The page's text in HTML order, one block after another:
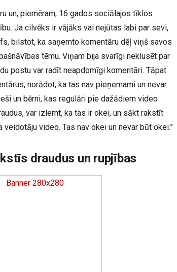
un, piemēram, 16 gados sociālajos tīklos
Ja cilvēks ir vājāks vai nejūtas labi par sevi,
bilstot, ka saņemto komentāru dēļ viņš savos
tēmu. Viņam bija svarīgi neklusēt par
postu var radīt neapdomīgi komentāri. Tāpat
norādot, ka tas nav pieņemami un nevar
un bērni, kas regulāri pie dažādiem video
var izlemt, ka tas ir okei, un sākt rakstīt
video. Tas nav okei un nevar būt okei.”
draudus un rupjības